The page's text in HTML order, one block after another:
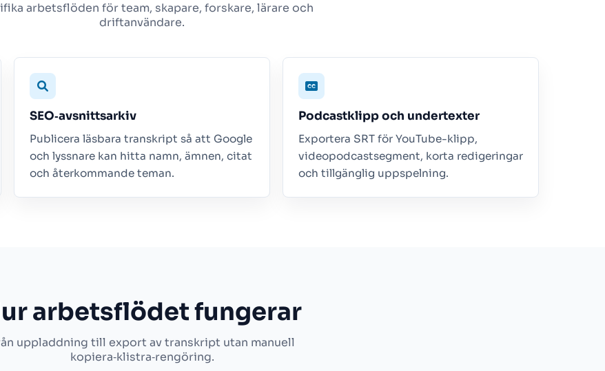
arbetsflöden för team, skapare, forskare, lärare och
driftanvändare.
SEO‑avsnittsarkiv
Publicera läsbara transkript så att Google
och lyssnare kan hitta namn, ämnen, citat
och återkommande teman.
Podcastklipp och undertexter
Exportera SRT för YouTube-klipp,
videopodcastsegment, korta redigeringar
och tillgänglig uppspelning.
arbetsflödet fungerar
uppladdning till export av transkript utan manuell
kopiera‑klistra‑rengöring.